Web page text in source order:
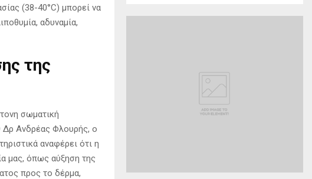
(38-40°C) μπορεί να
αδυναμία,
της
σωματική
Δρ Ανδρέας Φλουρής, ο
αναφέρει ότι η
μας, όπως αύξηση της
προς το δέρμα,